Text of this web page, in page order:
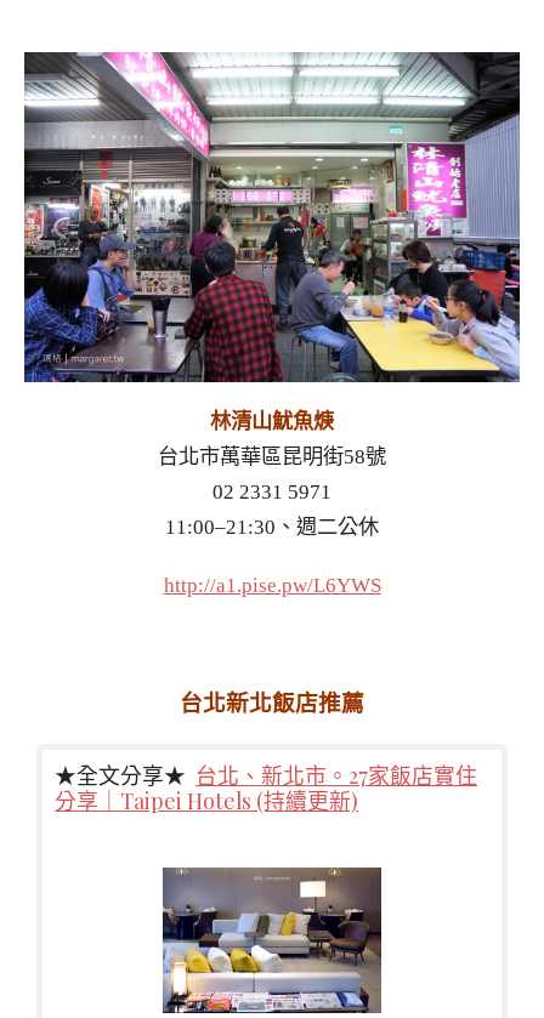
林清山魷魚焿
台北市萬華區昆明街58號
02 2331 5971
11:00–21:30、週二公休
http://a1.pise.pw/L6YWS
台北新北飯店推薦
★全文分享★ 台北、新北市。27家飯店實住
分享｜Taipei Hotels (持續更新)